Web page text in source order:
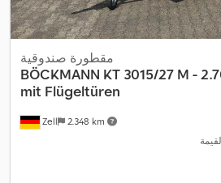
Zell 2.348 km
مقطورة صندوقية
BÖCKMANN KT 3015/27 M -
mit Flügeltüren